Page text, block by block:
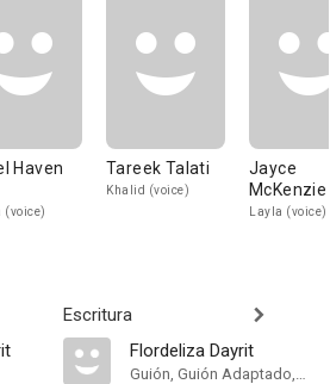
Haven
(voice)
Tareek Talati
Khalid (voice)
Jayce
McKenzie
Layla (voice)
Escritura
Flordeliza Dayrit
Guión, Guión Adaptado, Historia